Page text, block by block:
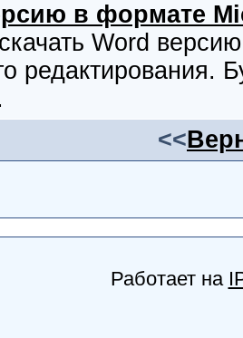
в формате
Word
редактирования.
<<
Работает на